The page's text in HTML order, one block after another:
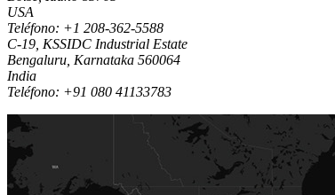
USA
Teléfono: +1 208-362-5588
C-19, KSSIDC Industrial Estate
Bengaluru, Karnataka 560064
India
Teléfono: +91 080 41133783